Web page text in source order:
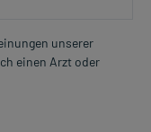
unserer
einen Arzt oder